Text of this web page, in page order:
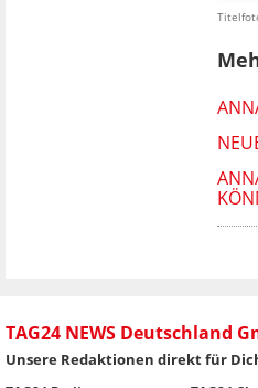
TAG24 NEWS Deutschland
Unsere Redaktionen direkt für